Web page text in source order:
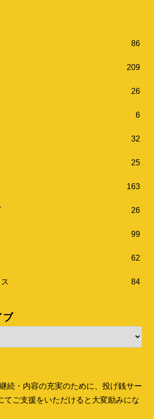
86
209
26
6
32
25
163
26
99
62
84
ブ
続・内容の充実のために、投げ銭サー
てご支援をいただけると大変励みにな